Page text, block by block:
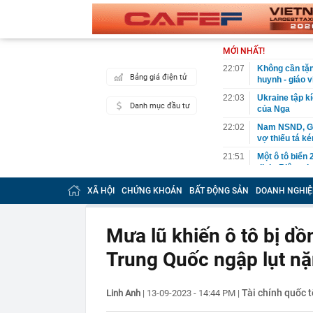
Bảng giá điện tử
Danh mục đầu tư
MỚI NHẤT!
22:07
Không cần
huynh - giáo
22:03
Ukraine tập
của Nga
22:02
Nam NSND,
vợ thiếu tá
21:51
Một ô tô biển
định: Riêng
21:37
Tổng thống
21:35
Du khách
21:20
Miền Bắc
21:16
4 món ăn
38 lần táo:
“ngôi sao”,
XÃ HỘI CHỨNG KHOÁN BẤT ĐỘNG SẢN DOANH
Mưa lũ khiến ô tô bị
Trung Quốc ngập lụt
Linh Anh | 13-09-2023 - 14:44 PM | Tài chính quốc